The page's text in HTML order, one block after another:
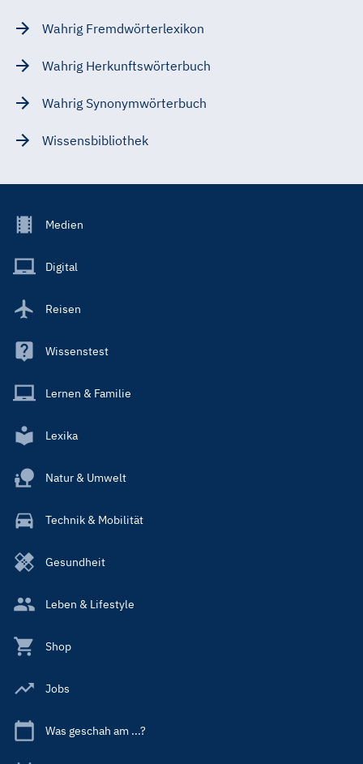
Wahrig Fremdwörterlexikon
Wahrig Herkunftswörterbuch
Wahrig Synonymwörterbuch
Wissensbibliothek
Footer
Main
Medien
Digital
Reisen
Wissenstest
Lernen & Familie
Lexika
Natur & Umwelt
Technik & Mobilität
Gesundheit
Leben & Lifestyle
Shop
Jobs
Was geschah am ...?